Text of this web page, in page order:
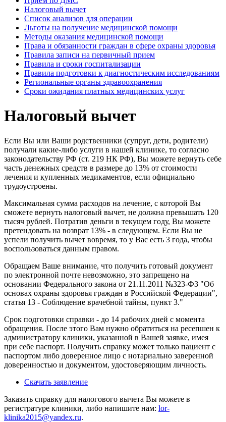
Налоговый вычет
Список анализов для операции
Льготы на получение медицинской помощи
Методы оказания медицинской помощи
Права и обязанности граждан в сфере охраны здоровья
Правила записи на первичный прием
Правила и сроки госпитализации
Правила подготовки к диагностическим исследованиям
Региональные органы здравоохранения
Сроки ожидания платных медицинских услуг
Налоговый вычет
Если Вы или Ваши родственники (супруг, дети, родители)
получали какие-либо услуги в нашей клинике, то согласно
законодательству РФ (ст. 219 НК РФ), Вы можете вернуть себе
часть денежных средств в размере до 13% от стоимости
лечения и купленных медикаментов, если официально
трудоустроены.
Максимальная сумма расходов на лечение, с которой Вы
сможете вернуть налоговый вычет, не должна превышать 120
тысяч рублей. Потратив деньги в текущем году, Вы можете
претендовать на возврат 13% - в следующем. Если Вы не
успели получить вычет вовремя, то у Вас есть 3 года, чтобы
воспользоваться данным правом.
Обращаем Ваше внимание, что получить готовый документ
по электронной почте невозможно, это запрещено на
основании Федерального закона от 21.11.2011 №323-ФЗ "Об
основах охраны здоровья граждан в Российской Федерации",
статья 13 - Соблюдение врачебной тайны, пункт 3."
Срок подготовки справки - до 14 рабочих дней с момента
обращения. После этого Вам нужно обратиться на ресепшен к
администратору клиники, указанной в Вашей заявке, имея
при себе паспорт. Получить справку может только пациент с
паспортом либо доверенное лицо с нотариально заверенной
доверенностью и документом, удостоверяющим личность.
Скачать заявление
Заказать справку для налогового вычета Вы можете в
регистратуре клиники, либо напишите нам: lor-
klinika2015@yandex.ru.